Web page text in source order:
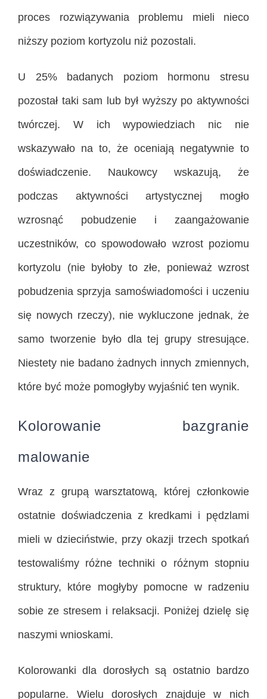
proces rozwiązywania problemu mieli nieco
niższy poziom kortyzolu niż pozostali.
U 25% badanych poziom hormonu stresu
pozostał taki sam lub był wyższy po aktywności
twórczej. W ich wypowiedziach nic nie
wskazywało na to, że oceniają negatywnie to
doświadczenie. Naukowcy wskazują, że
podczas aktywności artystycznej mogło
wzrosnąć pobudzenie i zaangażowanie
uczestników, co spowodowało wzrost poziomu
kortyzolu (nie byłoby to złe, ponieważ wzrost
pobudzenia sprzyja samoświadomości i uczeniu
się nowych rzeczy), nie wykluczone jednak, że
samo tworzenie było dla tej grupy stresujące.
Niestety nie badano żadnych innych zmiennych,
które być może pomogłyby wyjaśnić ten wynik.
Kolorowanie bazgranie
malowanie
Wraz z grupą warsztatową, której członkowie
ostatnie doświadczenia z kredkami i pędzlami
mieli w dzieciństwie, przy okazji trzech spotkań
testowaliśmy różne techniki o różnym stopniu
struktury, które mogłyby pomocne w radzeniu
sobie ze stresem i relaksacji. Poniżej dzielę się
naszymi wnioskami.
Kolorowanki dla dorosłych są ostatnio bardzo
popularne. Wielu dorosłych znajduje w nich